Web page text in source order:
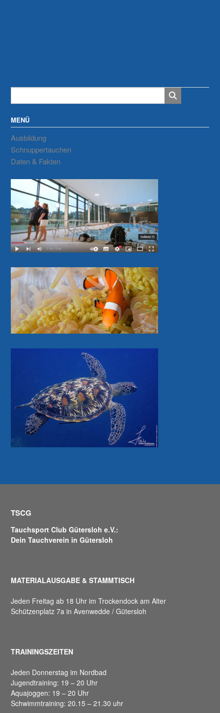
MENÜ
Ausbildung
Schnuppertauchen
Daten & Fakten
TSCG
Tauchsport Club Gütersloh e.V.:
Dein Tauchverein in Gütersloh
MATERIALAUSGABE & STAMMTISCH
Jeden Freitag ab 18 Uhr im Trockendock am Alter
Schützenplatz 7a in Avenwedde / Gütersloh
TRAININGSZEITEN
Jeden Donnerstag im Nordbad
Jugendtraining: 19 – 20 Uhr
Aquajoggen: 19 – 20 Uhr
Schwimmtraining: 20.15 – 21.30 uhr